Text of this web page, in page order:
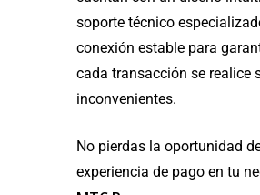
soporte técnico
conexión estable para
cada transacción se realice
inconvenientes.
No pierdas la oportunidad
experiencia de pago en tu